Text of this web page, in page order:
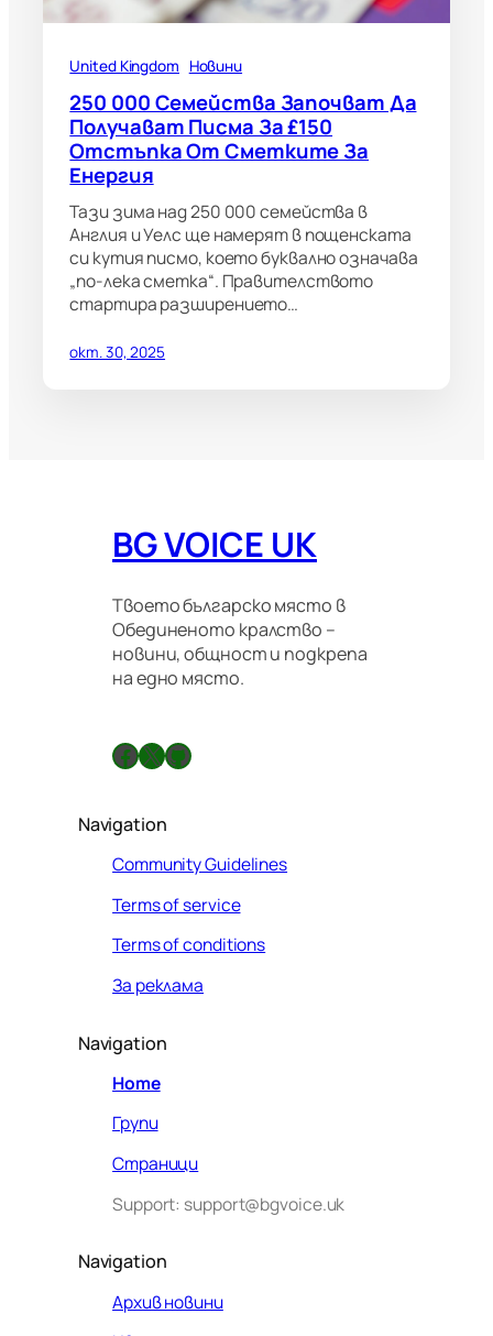
United Kingdom Новини
250 000 Семейства Започват Да
Получават Писма За £150
Отстъпка От Сметките За
Енергия
Тази зима над 250 000 семейства в
Англия и Уелс ще намерят в пощенската
си кутия писмо, което буквално означава
„по-лека сметка“. Правителството
стартира разширението…
окт. 30, 2025
BG VOICE UK
Твоето българско място в
Обединеното кралство –
новини, общност и подкрепа
на едно място.
Facebook X GitHub
Navigation
Community Guidelines
Terms of service
Terms of conditions
За реклама
Navigation
Home
Групи
Страници
Support: support@bgvoice.uk
Navigation
Архив новини